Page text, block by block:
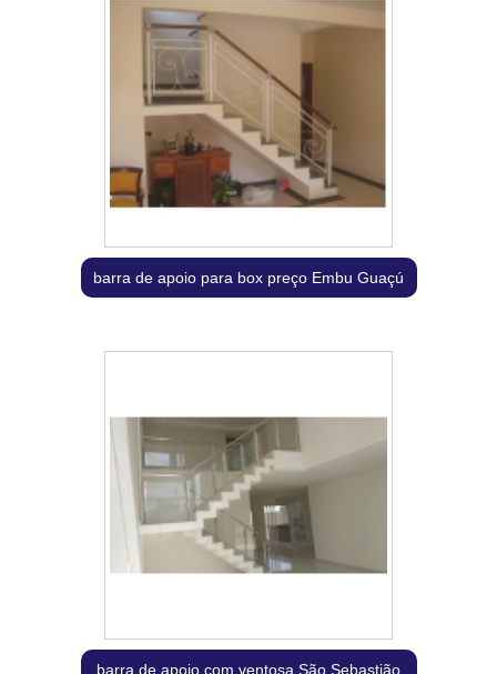
barra de apoio para box preço Embu Guaçú
barra de apoio com ventosa São Sebastião